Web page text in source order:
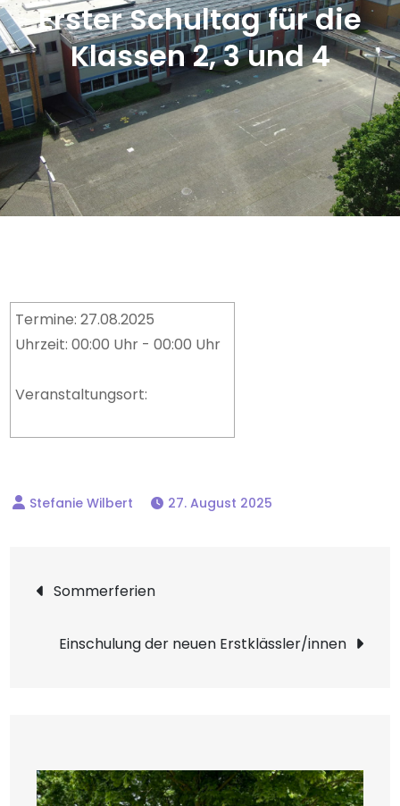
Erster Schultag für die
Klassen 2, 3 und 4
Termine: 27.08.2025
Uhrzeit: 00:00 Uhr - 00:00 Uhr
Veranstaltungsort:
27. August 2025
Beitragsnavigation
Sommerferien
Einschulung der neuen Erstklässler/innen